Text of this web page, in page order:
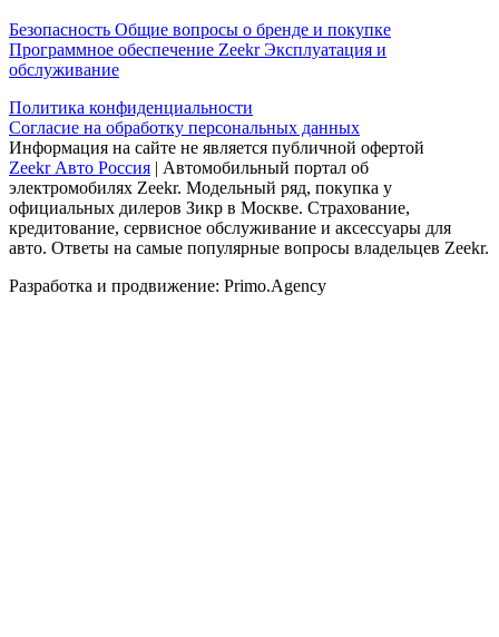
Безопасность Общие вопросы о бренде и покупке
Программное обеспечение ZeekrЭксплуатация и
обслуживание
Политика конфиденциальности
Согласие на обработку персональных данных
Информация на сайте не является публичной офертой
Zeekr Авто Россия | Автомобильный портал об
электромобилях Zeekr. Модельный ряд, покупка у
официальных дилеров Зикр в Москве. Страхование,
кредитование, сервисное обслуживание и аксессуары для
авто. Ответы на самые популярные вопросы владельцев Zeekr.
Разработка и продвижение: Primo.Agency